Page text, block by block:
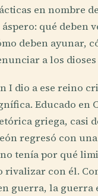
en nombre
qué deben
deben ayunar,
a los
I dio a ese reino
Educado en
griega, casi
regresó con
tenía por qué
rivalizar con él.
guerra, la guerra